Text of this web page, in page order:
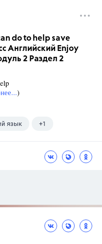
do to help save
Английский Enjoy
2 Раздел 2
)
язык +1